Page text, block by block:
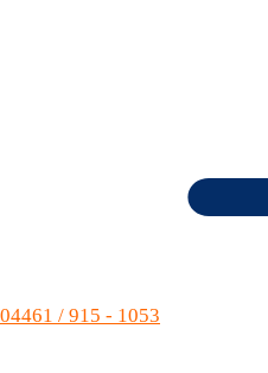
04461 / 915 - 1053